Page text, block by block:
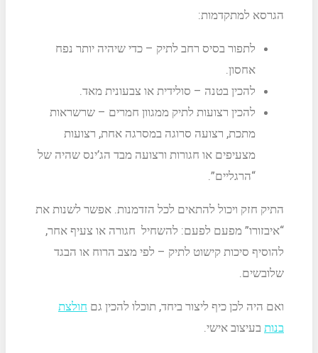
הגרסא למתקדמות:
לתפור בסיס רחב לתיק – כדי שיהיה יותר נפח
אחסון.
להכין בטנה – סולידית או צבעונית מאד.
להכין רצועות לתיק ממגוון חמרים – שרשראות
מתכת, רצועה סרוגה במסרגה אחת, רצועות
מצעיפים או חגורות ורצועה מבד הג’ינס שהיה של
“הרגליים”.
התיק חזק ויכול להתאים לכל הזדמנות. אפשר לשנות את
“איבזורו” מפעם לפעם: להשחיל חגורה או צעיף אחר,
להוסיף סיכות קישוט לתיק – לפי מצב הרוח או הבגד
שלובשים.
ואם היה לכן כיף ליצור ביחד, תוכלו להכין גם חולצת
בנות בעיצוב אישי.